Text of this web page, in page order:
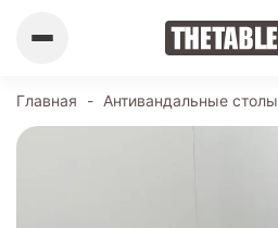
Главная - Антивандальные столы